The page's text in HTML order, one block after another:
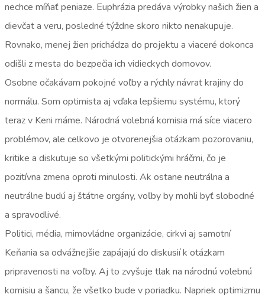
nechce míňať peniaze. Euphrázia predáva výrobky našich žien a
dievčat a veru, posledné týždne skoro nikto nenakupuje.
Rovnako, menej žien prichádza do projektu a viaceré dokonca
odišli z mesta do bezpečia ich vidieckych domovov.
Osobne očakávam pokojné voľby a rýchly návrat krajiny do
normálu. Som optimista aj vďaka lepšiemu systému, ktorý
teraz v Keni máme. Národná volebná komisia má síce viacero
problémov, ale celkovo je otvorenejšia otázkam pozorovaniu,
kritike a diskutuje so všetkými politickými hráčmi, čo je
pozitívna zmena oproti minulosti. Ak ostane neutrálna a
neutrálne budú aj štátne orgány, voľby by mohli byť slobodné
a spravodlivé.
Politici, média, mimovládne organizácie, cirkvi aj samotní
Keňania sa odvážnejšie zapájajú do diskusií k otázkam
pripravenosti na voľby. Aj to zvyšuje tlak na národnú volebnú
komisiu a šancu, že všetko bude v poriadku. Napriek optimizmu